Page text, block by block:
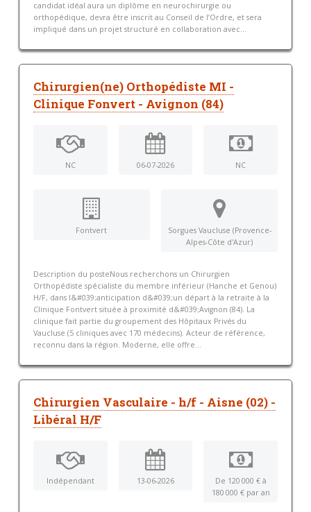
candidat idéal aura un diplôme en neurochirurgie ou
orthopédique, devra être inscrit au Conseil de l’Ordre, et sera
impliqué dans un projet structuré en collaboration avec...
Chirurgien(ne) Orthopédiste MI -
Clinique Fonvert - Avignon (84)
NC 06-07-2026 NC
Fontvert
Sorgues Vaucluse (Provence-
Alpes-Côte d'Azur)
Description du posteNous recherchons un Chirurgien
Orthopédiste spécialiste du membre inférieur (Hanche et Genou)
H/F, dans l&#039;anticipation d&#039;un départ à la retraite à la
Clinique Fontvert située à proximité d&#039;Avignon (84). La
clinique fait partie du groupement des Hôpitaux Privés du
Vaucluse (5 cliniques avec 170 médecins). Acteur de référence,
reconnu dans la région. Moderne, elle offre...
Chirurgien Vasculaire - h/f - Aisne (02) -
Libéral H/F
Indépendant 13-06-2026
De 120 000 € à
180 000 € par an